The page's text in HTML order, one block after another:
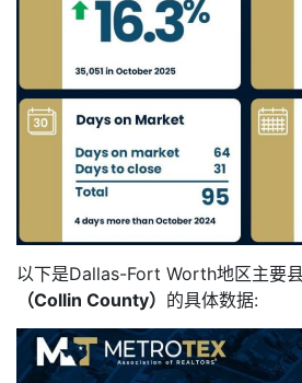
以下是Dallas-Fort Worth地区主要县
（Collin County） 的具体数据: